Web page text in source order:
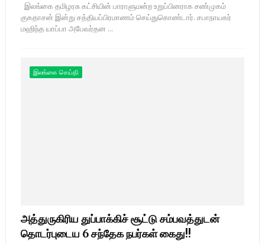
இலங்கை தமிழரசு கட்சியின் பாராளுமன்ற உறுப்பினராக சண்முகம்
குகதாசன் இன்று சத்தியப்பிரமாணம் செய்துகொண்டார். சபாநாயகர்
மஹிந்த யாப்பா அபேவர்தன ...
இலங்கை செய்தி
அத்துருகிரிய துப்பாக்கிச் சூட்டு சம்பவத்துடன்
தொடர்புடைய 6 சந்தேக நபர்கள் கைது!!